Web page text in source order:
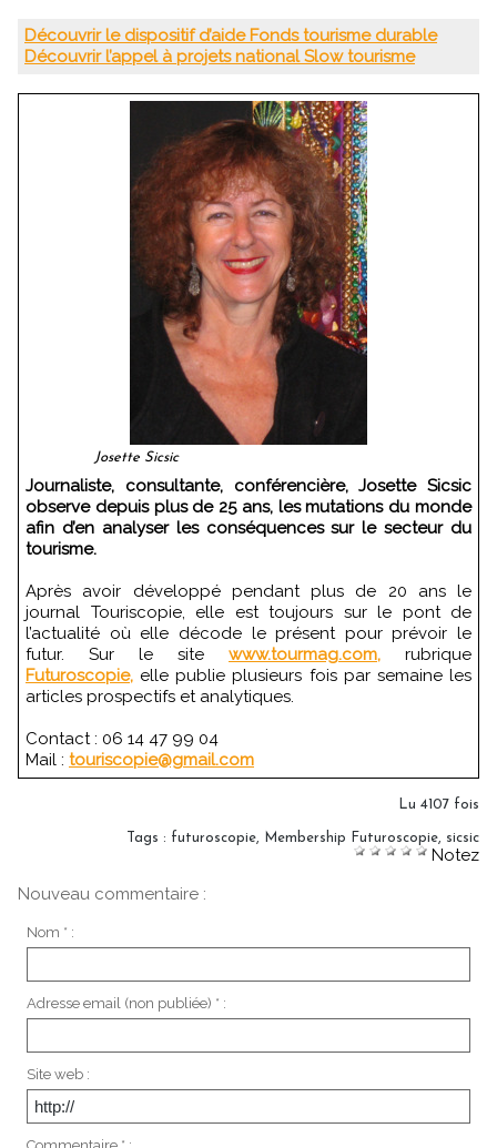
Découvrir le dispositif d’aide Fonds tourisme durable
Découvrir l’appel à projets national Slow tourisme
Josette Sicsic
Journaliste, consultante, conférencière, Josette Sicsic
observe depuis plus de 25 ans, les mutations du monde
afin d’en analyser les conséquences sur le secteur du
tourisme.
Après avoir développé pendant plus de 20 ans le
journal Touriscopie, elle est toujours sur le pont de
l’actualité où elle décode le présent pour prévoir le
futur. Sur le site www.tourmag.com, rubrique
Futuroscopie, elle publie plusieurs fois par semaine les
articles prospectifs et analytiques.
Contact : 06 14 47 99 04
Mail : touriscopie@gmail.com
Lu 4107 fois
Tags : futuroscopie Membership Futuroscopie sicsic
Notez
Nouveau commentaire :
Nom * :
Adresse email (non publiée) * :
Site web :